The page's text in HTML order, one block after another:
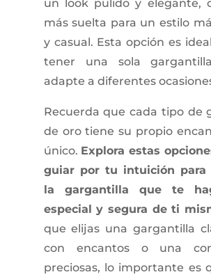
un look pulido y elegante,
más suelta para un estilo
y casual. Esta opción es
tener una sola
adapte a diferentes
Recuerda que cada tipo de
de oro tiene su propio
único. Explora estas
guiar por tu intuición para
la gargantilla que te
especial y segura de ti
que elijas una gargantilla
con encantos o una
preciosas, lo importante es